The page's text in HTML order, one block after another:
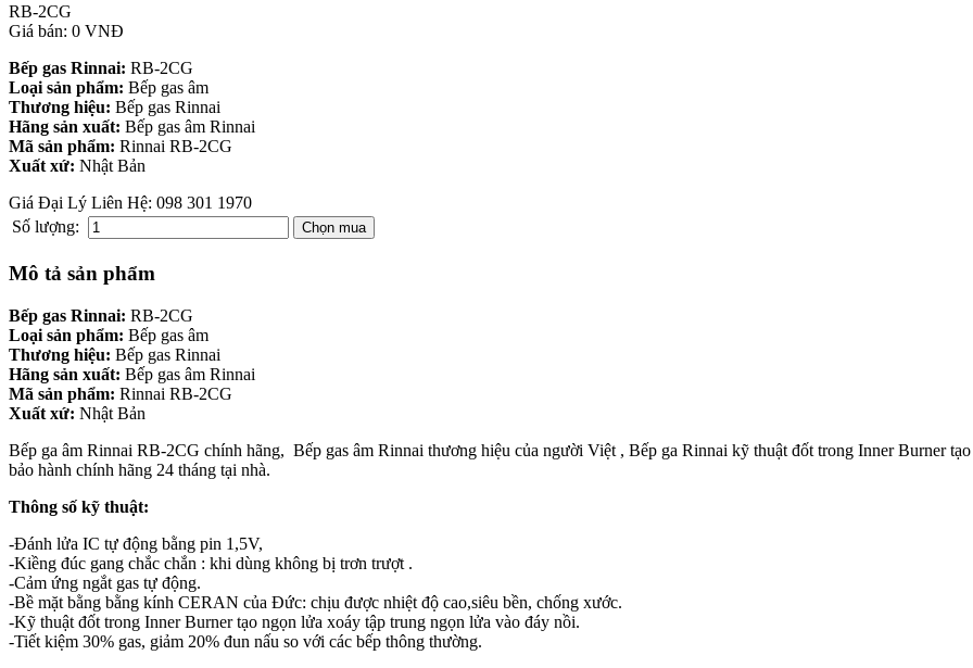
RB-2CG
Giá bán: 0 VNĐ
Bếp gas Rinnai: RB-2CG
Loại sản phẩm: Bếp gas âm
Thương hiệu: Bếp gas Rinnai
Hãng sản xuất: Bếp gas âm Rinnai
Mã sản phẩm: Rinnai RB-2CG
Xuất xứ: Nhật Bản
Giá Đại Lý Liên Hệ: 098 301 1970
Số lượng:
Mô tả sản phẩm
Bếp gas Rinnai: RB-2CG
Loại sản phẩm: Bếp gas âm
Thương hiệu: Bếp gas Rinnai
Hãng sản xuất: Bếp gas âm Rinnai
Mã sản phẩm: Rinnai RB-2CG
Xuất xứ: Nhật Bản
Bếp ga âm Rinnai RB-2CG chính hãng, Bếp gas âm Rinnai thương hiệu của người Việt , Bếp ga Rinnai kỹ thuật đốt trong Inner Burner
bảo hành chính hãng 24 tháng tại nhà.
Thông số kỹ thuật:
-Đánh lửa IC tự động bằng pin 1,5V,
-Kiềng đúc gang chắc chắn : khi dùng không bị trơn trượt .
-Cảm ứng ngắt gas tự động.
-Bề mặt bằng bằng kính CERAN của Đức: chịu được nhiệt độ cao,siêu bền, chống xước.
-Kỹ thuật đốt trong Inner Burner tạo ngọn lửa xoáy tập trung ngọn lửa vào đáy nồi.
-Tiết kiệm 30% gas, giảm 20% đun nấu so với các bếp thông thường.